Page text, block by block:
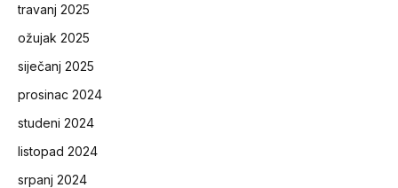
travanj 2025
ožujak 2025
siječanj 2025
prosinac 2024
studeni 2024
listopad 2024
srpanj 2024